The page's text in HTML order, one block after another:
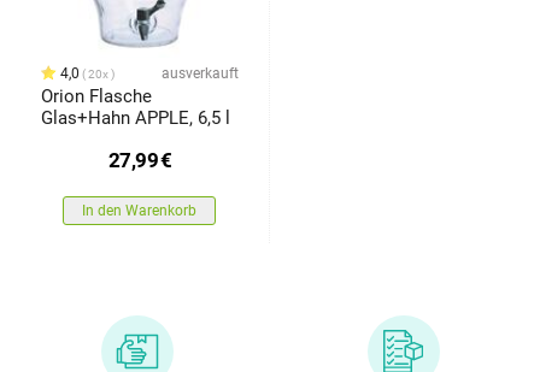
4,0 20x ausverkauft
Orion Flasche
Glas+Hahn APPLE, 6,5 l
27,99€
In den Warenkorb